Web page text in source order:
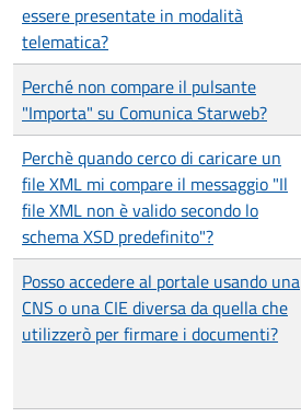
essere presentate in modalità
telematica?
Perché non compare il pulsante
"Importa" su Comunica Starweb?
Perchè quando cerco di caricare un
file XML mi compare il messaggio "Il
file XML non è valido secondo lo
schema XSD predefinito"?
Posso accedere al portale usando una
CNS o una CIE diversa da quella che
utilizzerò per firmare i documenti?